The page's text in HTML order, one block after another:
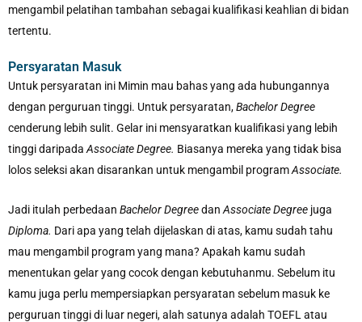
mengambil pelatihan tambahan sebagai kualifikasi keahlian di bidan
tertentu.
Persyaratan Masuk
Untuk persyaratan ini Mimin mau bahas yang ada hubungannya
dengan perguruan tinggi. Untuk persyaratan,Bachelor Degree
cenderung lebih sulit. Gelar ini mensyaratkan kualifikasi yang lebih
tinggi daripada Associate Degree. Biasanya mereka yang tidak bisa
lolos seleksi akan disarankan untuk mengambil programAssociate.
Jadi itulah perbedaan Bachelor Degreedan Associate Degree juga
Diploma. Dari apa yang telah dijelaskan di atas, kamu sudah tahu
mau mengambil program yang mana? Apakah kamu sudah
menentukan gelar yang cocok dengan kebutuhanmu. Sebelum itu
kamu juga perlu mempersiapkan persyaratan sebelum masuk ke
perguruan tinggi di luar negeri, alah satunya adalah TOEFL atau